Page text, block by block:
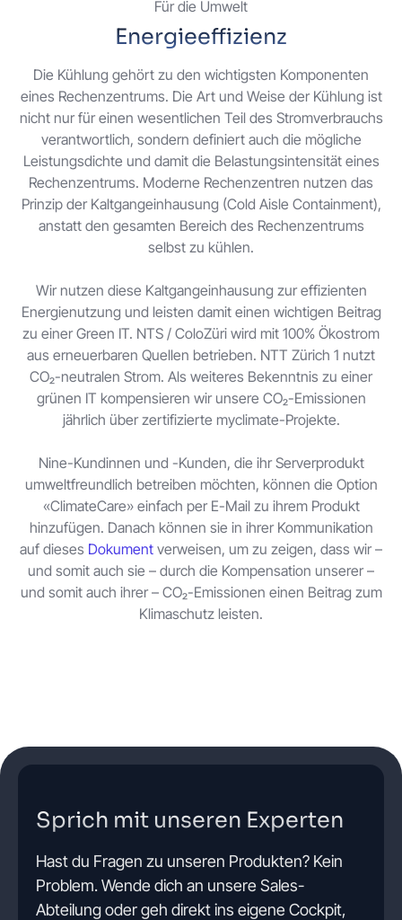
Für die Umwelt
Energieeffizienz
Die Kühlung gehört zu den wichtigsten Komponenten
eines Rechenzentrums. Die Art und Weise der Kühlung ist
nicht nur für einen wesentlichen Teil des Stromverbrauchs
verantwortlich, sondern definiert auch die mögliche
Leistungsdichte und damit die Belastungsintensität eines
Rechenzentrums. Moderne Rechenzentren nutzen das
Prinzip der Kaltgangeinhausung (Cold Aisle Containment),
anstatt den gesamten Bereich des Rechenzentrums
selbst zu kühlen.
Wir nutzen diese Kaltgangeinhausung zur effizienten
Energienutzung und leisten damit einen wichtigen Beitrag
zu einer Green IT. NTS / ColoZüri wird mit 100% Ökostrom
aus erneuerbaren Quellen betrieben. NTT Zürich 1 nutzt
CO₂-neutralen Strom. Als weiteres Bekenntnis zu einer
grünen IT kompensieren wir unsere CO₂-Emissionen
jährlich über zertifizierte myclimate-Projekte.
Nine-Kundinnen und -Kunden, die ihr Serverprodukt
umweltfreundlich betreiben möchten, können die Option
«ClimateCare» einfach per E-Mail zu ihrem Produkt
hinzufügen. Danach können sie in ihrer Kommunikation
auf dieses Dokument verweisen, um zu zeigen, dass wir –
und somit auch sie – durch die Kompensation unserer –
und somit auch ihrer – CO₂-Emissionen einen Beitrag zum
Klimaschutz leisten.
Sprich mit unseren Experten
Hast du Fragen zu unseren Produkten? Kein
Problem. Wende dich an unsere Sales-
Abteilung oder geh direkt ins eigene Cockpit,